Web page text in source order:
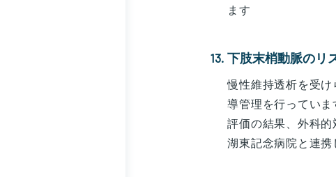
ます
下肢末梢動脈のリ
慢性維持透析を受
導管理を行っていま
評価の結果、外科
湖東記念病院と連携